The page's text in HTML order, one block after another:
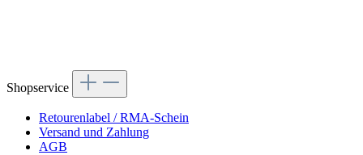
Shopservice
Retourenlabel / RMA-Schein
Versand und Zahlung
AGB